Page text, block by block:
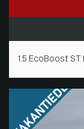
1.5 EcoBoost